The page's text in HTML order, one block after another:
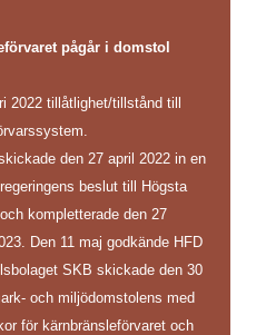
pågår i domstol
2022 tillåtlighet/tillstånd till
den 27 april 2022 in en
beslut till Högsta
kompletterade den 27
Den 11 maj godkände HFD
SKB skickade den 30
och miljödomstolens med
för kärnbränsleförvaret och